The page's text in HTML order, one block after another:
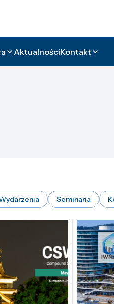
AktualnościKontakt
Seminaria